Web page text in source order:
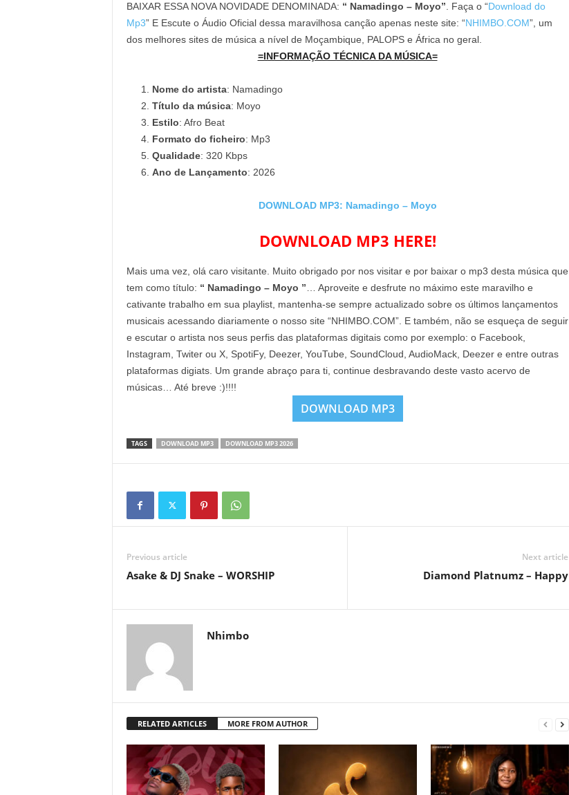
BAIXAR ESSA NOVA NOVIDADE DENOMINADA: “ Namadingo – Moyo” . Faça o “Download do
Mp3” E Escute o Áudio Oficial dessa maravilhosa canção apenas neste site: “NHIMBO.COM”, um
dos melhores sites de música a nível de Moçambique, PALOPS e África no geral.
=INFORMAÇÃO TÉCNICA DA MÚSICA=
Nome do artista: Namadingo
Título da música: Moyo
Estilo: Afro Beat
Formato do ficheiro: Mp3
Qualidade: 320 Kbps
Ano de Lançamento: 2026
DOWNLOAD MP3: Namadingo – Moyo
DOWNLOAD MP3 HERE!
Mais uma vez, olá caro visitante. Muito obrigado por nos visitar e por baixar o mp3 desta música que
tem como título: “ Namadingo – Moyo ” … Aproveite e desfrute no máximo este maravilho e
cativante trabalho em sua playlist, mantenha-se sempre actualizado sobre os últimos lançamentos
musicais acessando diariamente o nosso site “NHIMBO.COM”. E também, não se esqueça de seguir
e escutar o artista nos seus perfis das plataformas digitais como por exemplo: o Facebook,
Instagram, Twiter ou X, SpotiFy, Deezer, YouTube, SoundCloud, AudioMack, Deezer e entre outras
plataformas digiats. Um grande abraço para ti, continue desbravando deste vasto acervo de
músicas… Até breve :)!!!!
DOWNLOAD MP3
TAGS DOWNLOAD MP3 DOWNLOAD MP3 2026
Previous article
Asake & DJ Snake – WORSHIP
Next article
Diamond Platnumz – Happy
Nhimbo
RELATED ARTICLES MORE FROM AUTHOR